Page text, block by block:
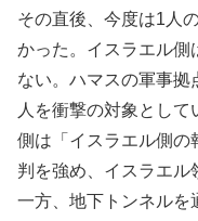
その直後、今度は1人
かった。イスラエル側
ない。ハマスの軍事拠
人を衝撃の対象とし
側は「イスラエル側の
判を強め、イスラエル
一方、地下トンネルを